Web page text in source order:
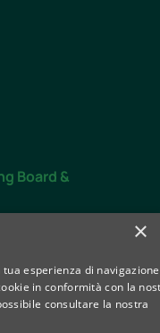
Board &
×
esperienza di
in conformità con la
consultare la nostra